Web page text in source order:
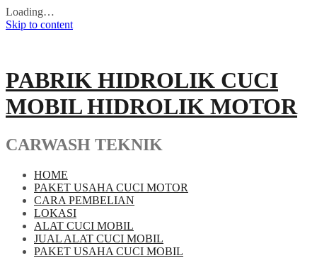
Loading…
Skip to content
PABRIK HIDROLIK CUCI
MOBIL HIDROLIK MOTOR
CARWASH TEKNIK
HOME
PAKET USAHA CUCI MOTOR
CARA PEMBELIAN
LOKASI
ALAT CUCI MOBIL
JUAL ALAT CUCI MOBIL
PAKET USAHA CUCI MOBIL